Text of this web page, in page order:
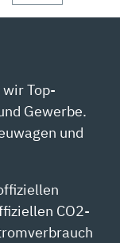
Top-
Gewerbe.
und
CO2-